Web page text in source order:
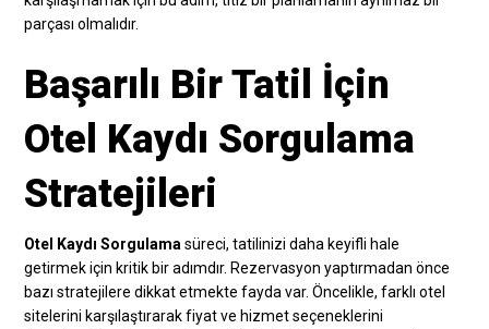
parçası olmalıdır.
Başarılı Bir Tatil İçin
Otel Kaydı Sorgulama
Stratejileri
Otel Kaydı Sorgulama süreci, tatilinizi daha keyifli hale
getirmek için kritik bir adımdır. Rezervasyon yaptırmadan önce
bazı stratejilere dikkat etmekte fayda var. Öncelikle, farklı otel
sitelerini karşılaştırarak fiyat ve hizmet seçeneklerini